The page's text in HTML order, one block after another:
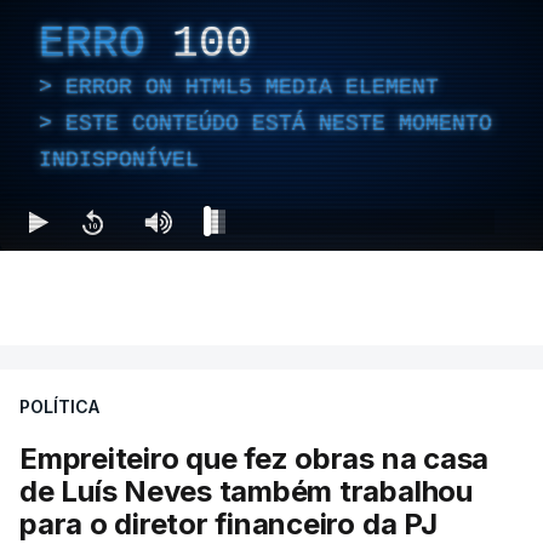
ERRO 100
ERROR ON HTML5 MEDIA ELEMENT
ESTE CONTEÚDO ESTÁ NESTE MOMENTO
INDISPONÍVEL
POLÍTICA
Empreiteiro que fez obras na casa
de Luís Neves também trabalhou
para o diretor financeiro da PJ